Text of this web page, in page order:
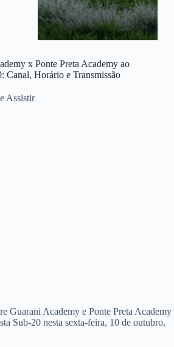
x Ponte Preta Academy ao
Canal, Horário e Transmissão
Assistir
Guarani Academy e Ponte Preta Academy
Sub-20 nesta sexta-feira, 10 de outubro,